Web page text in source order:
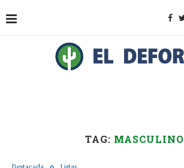
TAG: MASCULINO